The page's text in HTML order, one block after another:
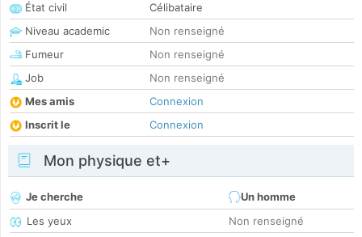
État civil
Célibataire
Niveau academic
Non renseigné
Fumeur
Non renseigné
Job
Non renseigné
Mes amis
Connexion
Inscrit le
Connexion
Mon physique et+
Je cherche
Un homme
Les yeux
Non renseigné